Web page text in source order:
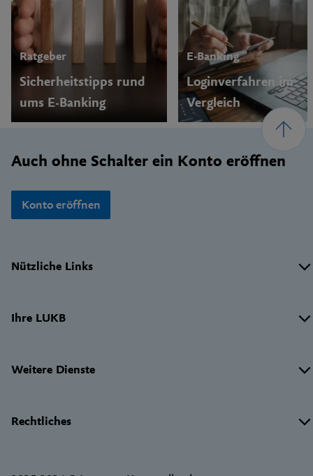
Ratgeber
Sicherheitstipps rund
ums E-Banking
E-Banking
Loginverfahren im
Vergleich
Auch ohne Schalter ein Konto eröffnen
Konto eröffnen
Nützliche Links
Ihre LUKB
Weitere Dienste
Rechtliches